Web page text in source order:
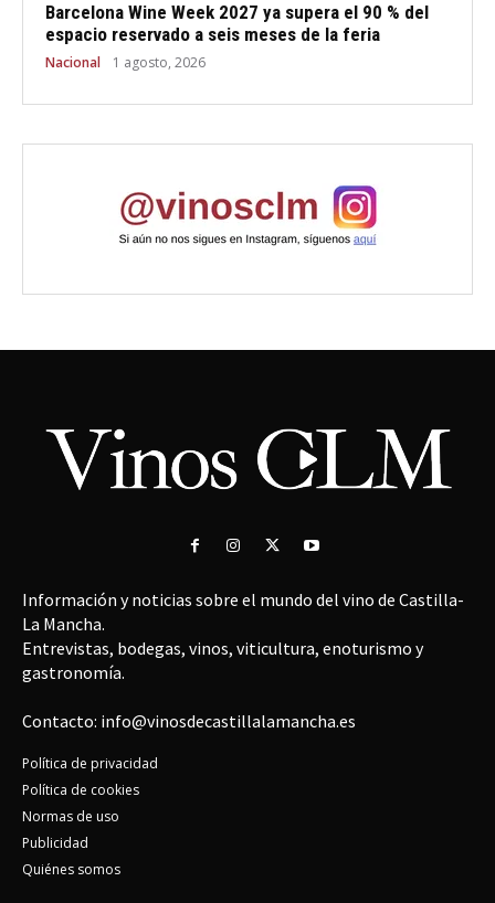
Barcelona Wine Week 2027 ya supera el 90 % del
espacio reservado a seis meses de la feria
Nacional 1 agosto, 2026
Información y noticias sobre el mundo del vino de Castilla-
La Mancha.
Entrevistas, bodegas, vinos, viticultura, enoturismo y
gastronomía.
Contacto: info@vinosdecastillalamancha.es
Política de privacidad
Política de cookies
Normas de uso
Publicidad
Quiénes somos